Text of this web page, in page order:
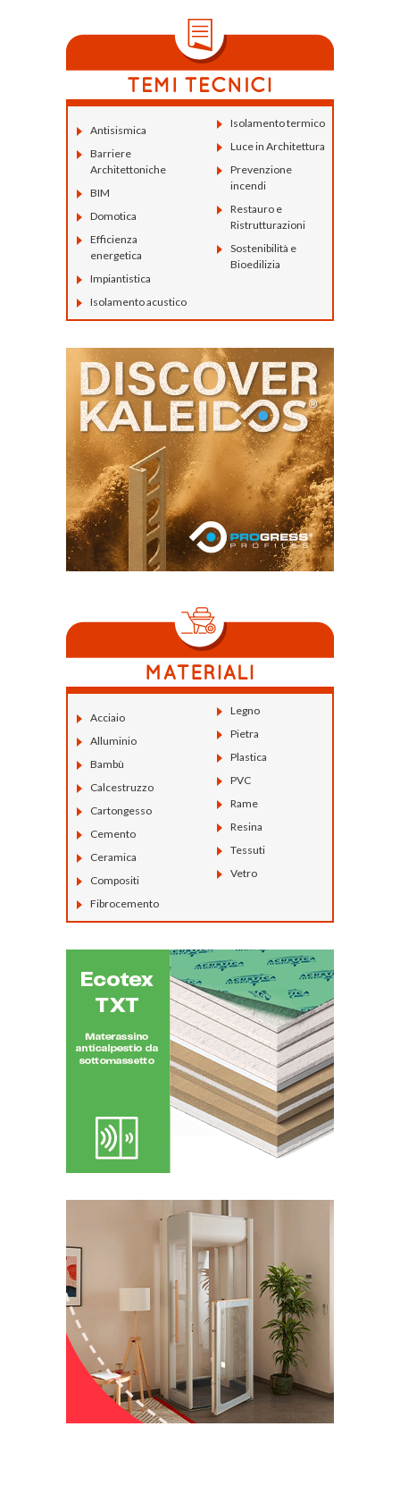
Antisismica
Barriere
Architettoniche
BIM
Domotica
Efficienza
energetica
Impiantistica
Isolamento acustico
Isolamento termico
Luce in Architettura
Prevenzione
incendi
Restauro e
Ristrutturazioni
Sostenibilità e
Bioedilizia
Acciaio
Alluminio
Bambù
Calcestruzzo
Cartongesso
Cemento
Ceramica
Compositi
Fibrocemento
Legno
Pietra
Plastica
PVC
Rame
Resina
Tessuti
Vetro